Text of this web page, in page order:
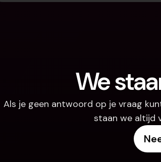
We
Als je geen antwoord op je vraag
staan we altijd